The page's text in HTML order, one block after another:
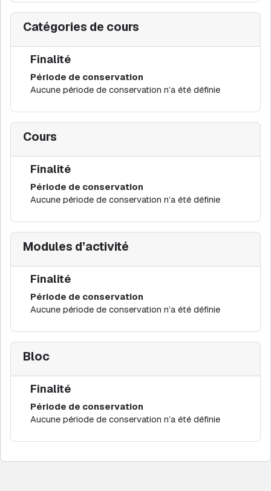
Catégories de cours
Finalité
Période de conservation
Aucune période de conservation n’a été définie
Cours
Finalité
Période de conservation
Aucune période de conservation n’a été définie
Modules d’activité
Finalité
Période de conservation
Aucune période de conservation n’a été définie
Bloc
Finalité
Période de conservation
Aucune période de conservation n’a été définie